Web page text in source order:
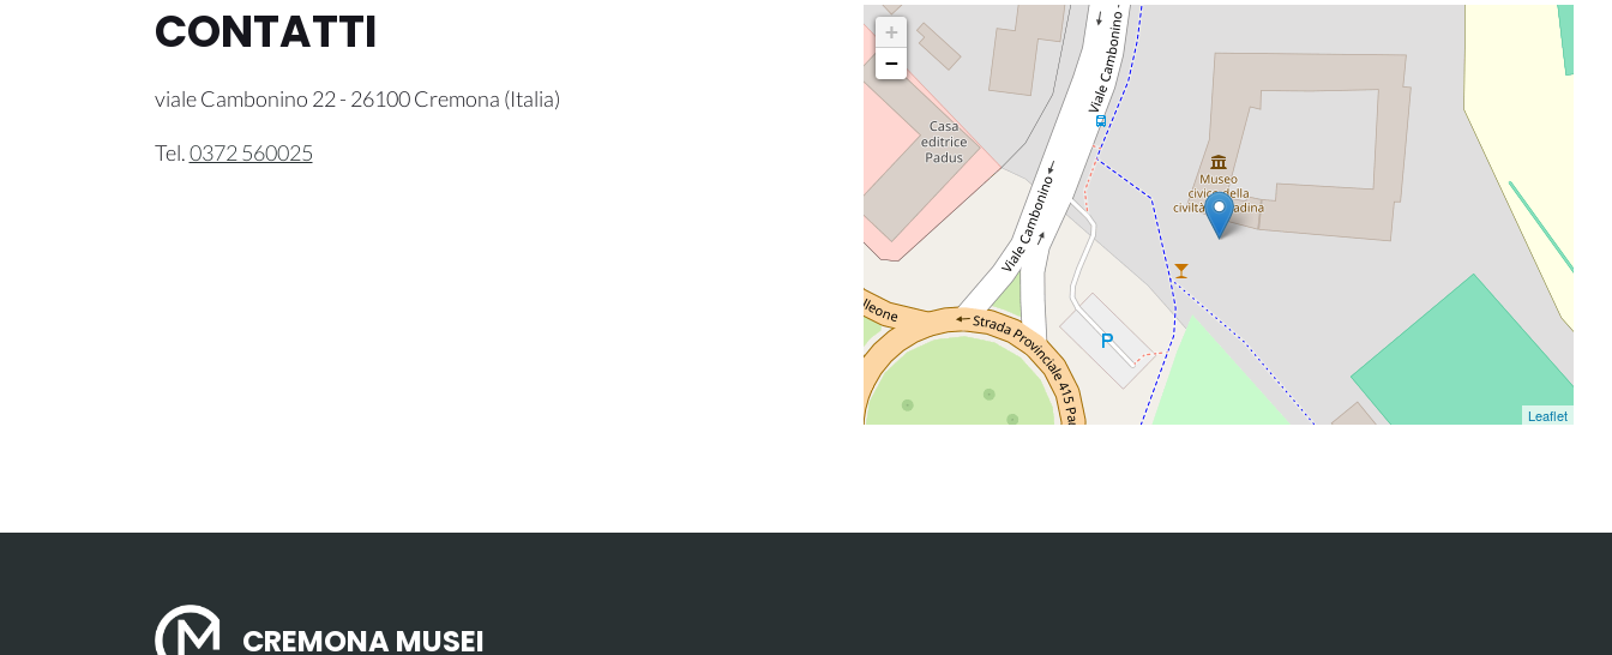
CONTATTI
viale Cambonino 22 - 26100Cremona (Italia)
Tel.0372 560025
+
−
Leaflet
CREMONA MUSEI